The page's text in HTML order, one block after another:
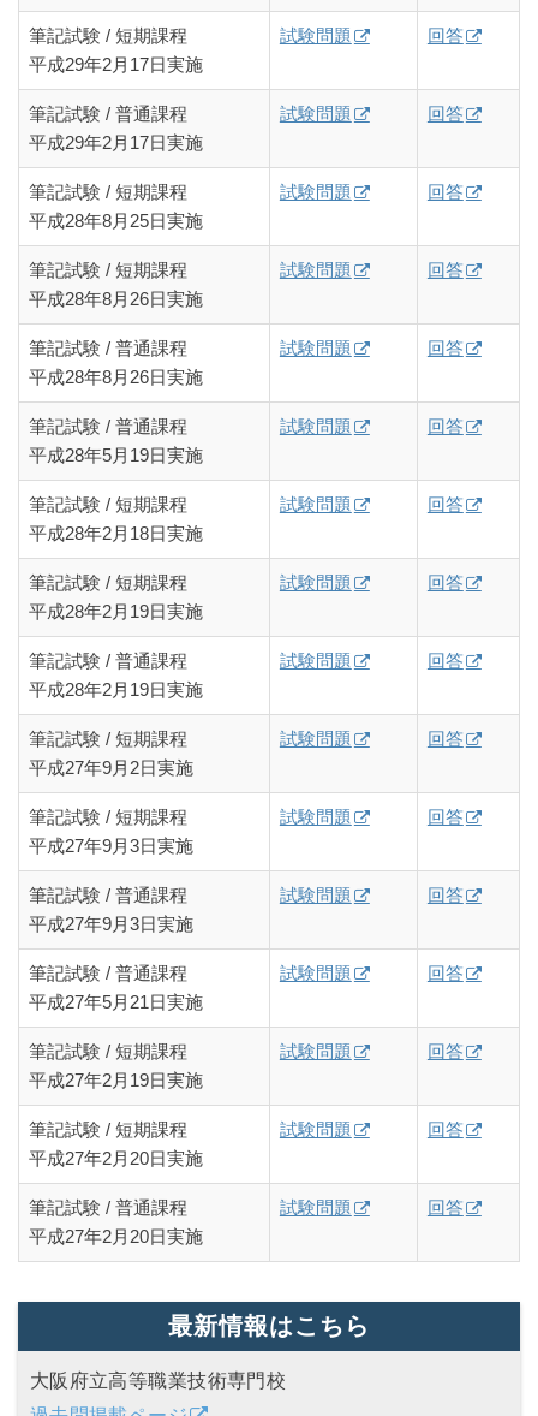
筆記試験 / 短期課程
平成29年2月17日実施
試験問題 回答
筆記試験 / 普通課程
平成29年2月17日実施
試験問題 回答
筆記試験 / 短期課程
平成28年8月25日実施
試験問題 回答
筆記試験 / 短期課程
平成28年8月26日実施
試験問題 回答
筆記試験 / 普通課程
平成28年8月26日実施
試験問題 回答
筆記試験 / 普通課程
平成28年5月19日実施
試験問題 回答
筆記試験 / 短期課程
平成28年2月18日実施
試験問題 回答
筆記試験 / 短期課程
平成28年2月19日実施
試験問題 回答
筆記試験 / 普通課程
平成28年2月19日実施
試験問題 回答
筆記試験 / 短期課程
平成27年9月2日実施
試験問題 回答
筆記試験 / 短期課程
平成27年9月3日実施
試験問題 回答
筆記試験 / 普通課程
平成27年9月3日実施
試験問題 回答
筆記試験 / 普通課程
平成27年5月21日実施
試験問題 回答
筆記試験 / 短期課程
平成27年2月19日実施
試験問題 回答
筆記試験 / 短期課程
平成27年2月20日実施
試験問題 回答
筆記試験 / 普通課程
平成27年2月20日実施
試験問題 回答
最新情報はこちら
大阪府立高等職業技術専門校